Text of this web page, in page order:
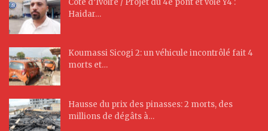
Haidar…
Koumassi Sicogi 2: un véhicule incontrôlé fait 4
morts et…
Hausse du prix des pinasses: 2 morts, des
millions de dégâts à…